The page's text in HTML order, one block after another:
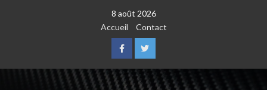
8 août 2026
Accueil
Contact
FacebookTwitter